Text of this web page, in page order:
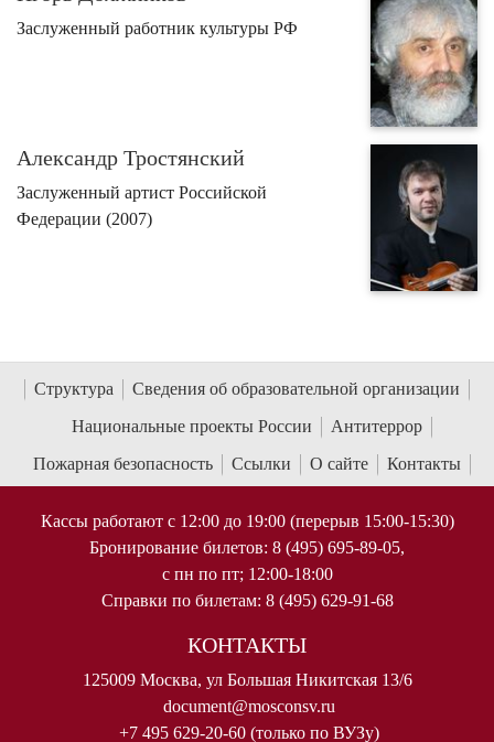
Заслуженный работник культуры РФ
Александр Тростянский
Заслуженный артист Российской
Федерации (2007)
Структура
Сведения об образовательной организации
Национальные проекты России
Антитеррор
Пожарная безопасность
Ссылки О сайте Контакты
Кассы работают с 12:00 до 19:00 (перерыв 15:00-15:30)
Бронирование билетов: 8 (495) 695-89-05,
с пн по пт; 12:00-18:00
Справки по билетам: 8 (495) 629-91-68
КОНТАКТЫ
125009 Москва, ул Большая Никитская 13/6
document@mosconsv.ru
+7 495 629-20-60 (только по ВУЗу)